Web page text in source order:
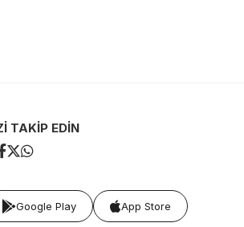
TAKİP EDİN
Google Play App Store